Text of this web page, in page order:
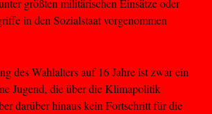
größten militärischen Einsätze oder
in den Sozialstaat vorgenommen
des Wahlalters auf 16 Jahre ist zwar ein
Jugend, die über die Klimapolitik
darüber hinaus kein Fortschritt für die